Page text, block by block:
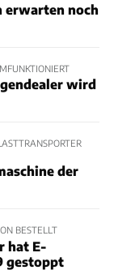
erwarten noch
wird
der
BESTELLT
hat E-
gestoppt